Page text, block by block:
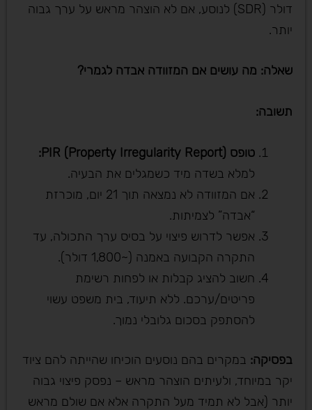
דולר (SDR) לנוסע, אם לא הוצהר מראש על ערך גבוה
יותר.
שאלה: מה עושים אם המזוודה אבדה לגמרי?
תשובה:
טופס
למלא בשדה מיד כשמגלים את הבעיה.
אם המזוודה לא נמצאה תוך 21 יום, מוכרזת
“אבדה” לצמיתות.
אפשר לדרוש פיצוי על בסיס ערך התכולה, עד
התקרה הקבועה באמנה (~1,800 דולר).
חשוב להציג קבלות או לפחות רשימת
פריטים/ערכם. ללא תיעוד, בית משפט עשוי
להסתפק בסכום גלובלי נמוך.
בפסיקה: במקרים בהם נוסעים הוכיחו שהייתה להם ציוד
יקר במיוחד, ולעיתים הוצהר מראש – נפסק פיצוי גבוה
יותר (אבל לא תמיד מעל התקרה אלא אם שולם מראש